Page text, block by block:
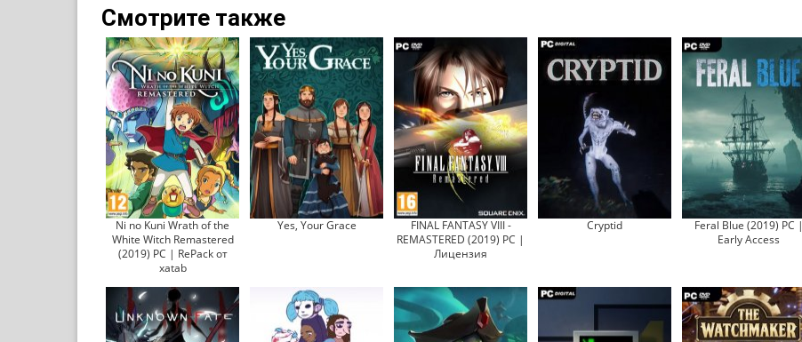
Смотрите также
Ni no Kuni Wrath of the
White Witch Remastered
(2019) PC | RePack от
xatab
Yes, Your Grace
FINAL FANTASY VIII -
REMASTERED (2019) PC |
Лицензия
Cryptid
Feral Blue (2019) PC |
Early Access